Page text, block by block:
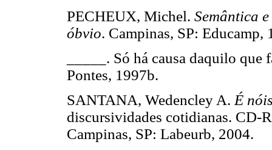
PECHEUX, Michel. Semântica
óbvio. Campinas, SP:
_____. Só há causa daquilo
Pontes, 1997b.
SANTANA, Wedencley A. É
discursividades cotidianas. CD-
Campinas, SP: Labeurb,